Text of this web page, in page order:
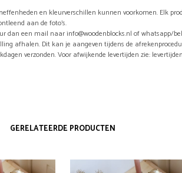
en kleurverschillen kunnen voorkomen. Elk
aan de foto’s.
dan een mail naar info@woodenblocks.nl of whatsapp/bel
afhalen. Dit kan je aangeven tijdens de
verzonden. Voor afwijkende levertijden zie:
GERELATEERDE PRODUCTEN